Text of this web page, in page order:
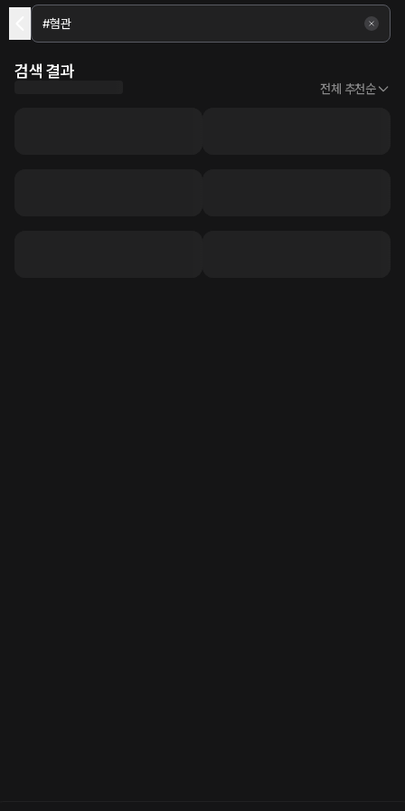
검색 결과
전체 추천순